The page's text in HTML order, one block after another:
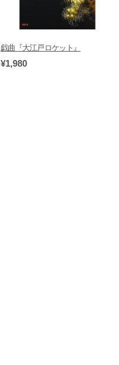
戯曲『大江戸ロケット』
¥1,980